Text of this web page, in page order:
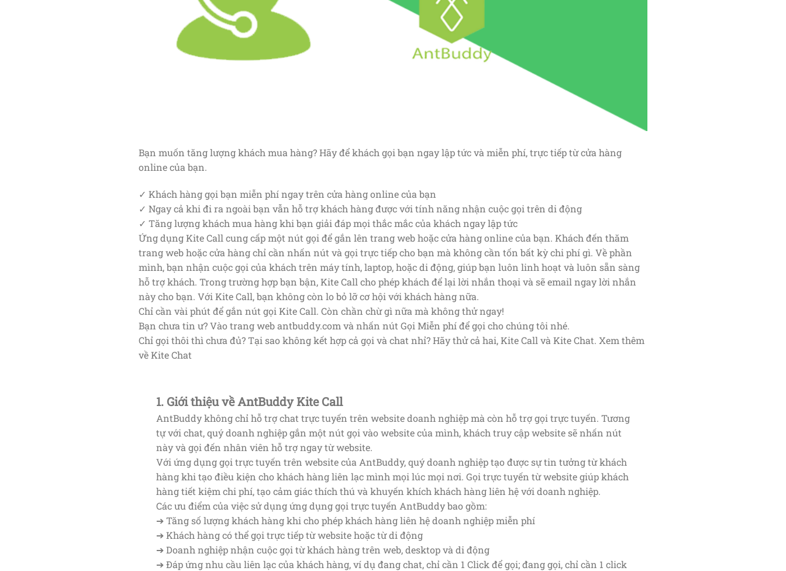
Bạn muốn tăng lượng khách mua hàng? Hãy để khách gọi bạn ngay lập tức và miễn phí, trực tiếp từ cửa hàng
online của bạn.
✓ Khách hàng gọi bạn miễn phí ngay trên cửa hàng online của bạn
✓ Ngay cả khi đi ra ngoài bạn vẫn hỗ trợ khách hàng được với tính năng nhận cuộc gọi trên di động
✓ Tăng lượng khách mua hàng khi bạn giải đáp mọi thắc mắc của khách ngay lập tức
Ứng dụng Kite Call cung cấp một nút gọi để gắn lên trang web hoặc cửa hàng online của bạn. Khách đến thăm
trang web hoặc cửa hàng chỉ cần nhấn nút và gọi trực tiếp cho bạn mà không cần tốn bất kỳ chi phí gì. Về phần
mình, bạn nhận cuộc gọi của khách trên máy tính, laptop, hoặc di động, giúp bạn luôn linh hoạt và luôn sẵn sàng
hỗ trợ khách. Trong trường hợp bạn bận, Kite Call cho phép khách để lại lời nhắn thoại và sẽ email ngay lời nhắn
này cho bạn. Với Kite Call, bạn không còn lo bỏ lỡ cơ hội với khách hàng nữa.
Chỉ cần vài phút để gắn nút gọi Kite Call. Còn chần chừ gì nữa mà không thử ngay!
Bạn chưa tin ư? Vào trang web antbuddy.com và nhấn nút Gọi Miễn phí để gọi cho chúng tôi nhé.
Chỉ gọi thôi thì chưa đủ? Tại sao không kết hợp cả gọi và chat nhỉ? Hãy thử cả hai, Kite Call và Kite Chat. Xem thêm
về Kite Chat
1. Giới thiệu về AntBuddy Kite Call
AntBuddy không chỉ hỗ trợ chat trực tuyến trên website doanh nghiệp mà còn hỗ trợ gọi trực tuyến. Tương
tự với chat, quý doanh nghiệp gắn một nút gọi vào website của mình, khách truy cập website sẽ nhấn nút
này và gọi đến nhân viên hỗ trợ ngay từ website.
Với ứng dụng gọi trực tuyến trên website của AntBuddy, quý doanh nghiệp tạo được sự tin tưởng từ khách
hàng khi tạo điều kiện cho khách hàng liên lạc mình mọi lúc mọi nơi. Gọi trực tuyến từ website giúp khách
hàng tiết kiệm chi phí, tạo cảm giác thích thú và khuyến khích khách hàng liên hệ với doanh nghiệp.
Các ưu điểm của việc sử dụng ứng dụng gọi trực tuyến AntBuddy bao gồm:
➔ Tăng số lượng khách hàng khi cho phép khách hàng liên hệ doanh nghiệp miễn phí
➔ Khách hàng có thể gọi trực tiếp từ website hoặc từ di động
➔ Doanh nghiệp nhận cuộc gọi từ khách hàng trên web, desktop và di động
➔ Đáp ứng nhu cầu liên lạc của khách hàng, ví dụ đang chat, chỉ cần 1 Click để gọi; đang gọi, chỉ cần 1 click